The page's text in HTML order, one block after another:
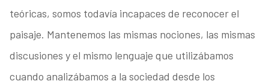
teóricas, somos todavía incapaces de reconocer el
paisaje. Mantenemos las mismas nociones, las mismas
discusiones y el mismo lenguaje que utilizábamos
cuando analizábamos a la sociedad desde los